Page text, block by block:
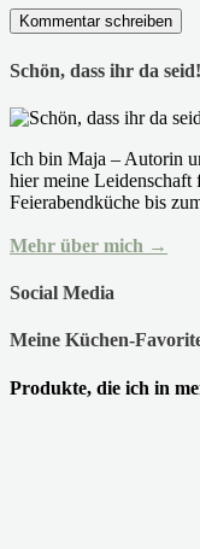
Schön, dass ihr da seid!
Ich bin Maja – Autorin
hier meine Leidenschaft
Feierabendküche bis
Mehr über mich →
Social Media
Meine Küchen-
Produkte, die ich in